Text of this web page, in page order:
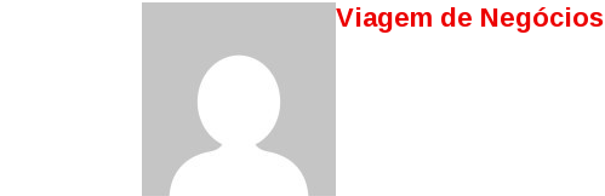
Viagem de Negócios